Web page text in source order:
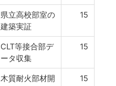
県立高校部室の
建築実証
15
CLT等接合部デ
ータ収集
15
木質耐火部材開
15